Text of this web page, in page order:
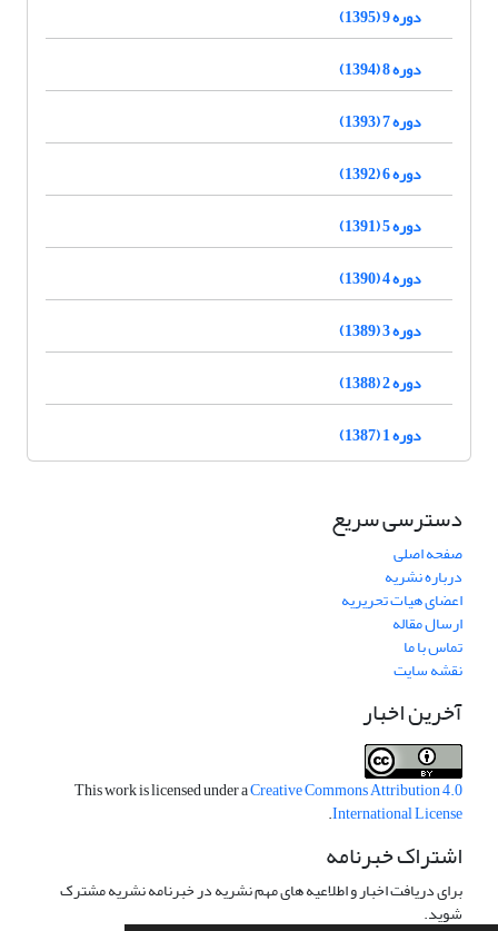
دوره 9 (1395)
دوره 8 (1394)
دوره 7 (1393)
دوره 6 (1392)
دوره 5 (1391)
دوره 4 (1390)
دوره 3 (1389)
دوره 2 (1388)
دوره 1 (1387)
دسترسی سریع
صفحه اصلی
درباره نشریه
اعضای هیات تحریریه
ارسال مقاله
تماس با ما
نقشه سایت
آخرین اخبار
This work is licensed under aCreative Commons Attribution 4.0
International License
.
اشتراک خبرنامه
برای دریافت اخبار و اطلاعیه های مهم نشریه در خبرنامه نشریه مشترک
شوید.